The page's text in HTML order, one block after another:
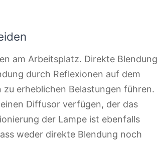
am Arbeitsplatz. Direkte Blendung
durch Reflexionen auf dem
erheblichen Belastungen führen.
Diffusor verfügen, der das
der Lampe ist ebenfalls
weder direkte Blendung noch